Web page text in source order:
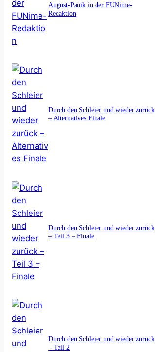
August-Panik in der FUNime-
Redaktion
Durch den Schleier und wieder zurück
– Alternatives Finale
Durch den Schleier und wieder zurück
– Teil 3 – Finale
Durch den Schleier und wieder zurück
– Teil 2